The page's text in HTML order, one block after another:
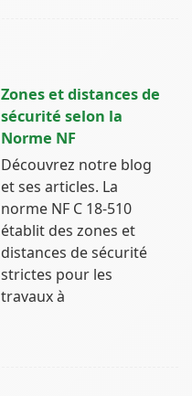
Zones et distances de
sécurité selon la
Norme NF
Découvrez notre blog
et ses articles. La
norme NF C 18-510
établit des zones et
distances de sécurité
strictes pour les
travaux à